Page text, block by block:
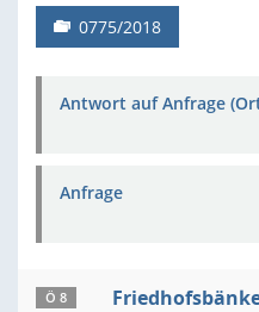
0775/2018
Antwort auf Anfrage
Anfrage
Ö 8